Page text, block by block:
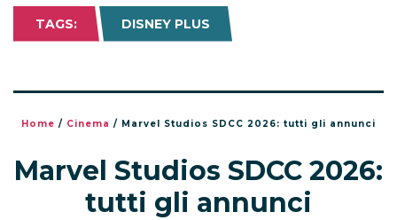
TAGS: DISNEY PLUS
Home / Cinema / Marvel Studios SDCC 2026: tutti gli annunci
Marvel Studios SDCC 2026:
tutti gli annunci